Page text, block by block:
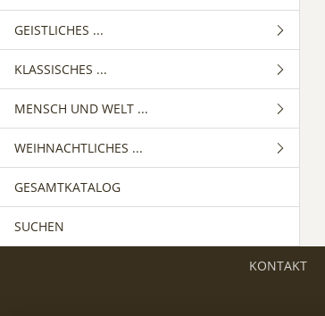
GEMISCHTER CHOR
FRAUENCHOR
MÄNNERCHOR
GEISTLICHES ...
GEMISCHTER CHOR
FRAUENCHOR
MÄNNERCHOR
KLASSISCHES ...
GEMISCHTER CHOR
FRAUENCHOR
MÄNNERCHOR
MENSCH UND WELT ...
GEMISCHTER CHOR
FRAUENCHOR
MÄNNERCHOR
WEIHNACHTLICHES ...
GEMISCHTER CHOR
FRAUENCHOR
GESAMTKATALOG
SUCHEN
KONTAKT